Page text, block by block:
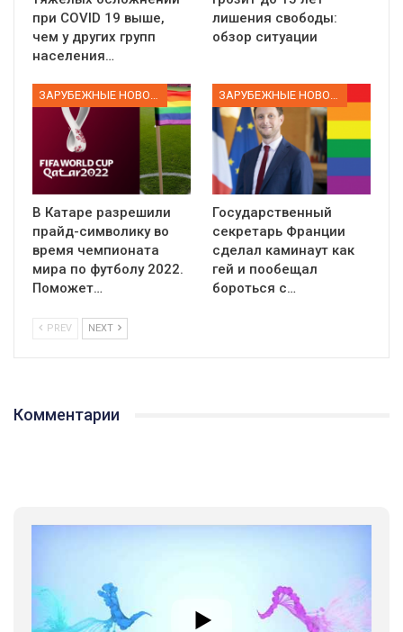
при COVID 19 выше,
чем у других групп
населения…
лишения свободы:
обзор ситуации
ЗАРУБЕЖНЫЕ НОВОСТИ
В Катаре разрешили
прайд-символику во
время чемпионата
мира по футболу 2022.
Поможет…
ЗАРУБЕЖНЫЕ НОВОСТИ
Государственный
секретарь Франции
сделал каминаут как
гей и пообещал
бороться с…
PREV NEXT
Комментарии